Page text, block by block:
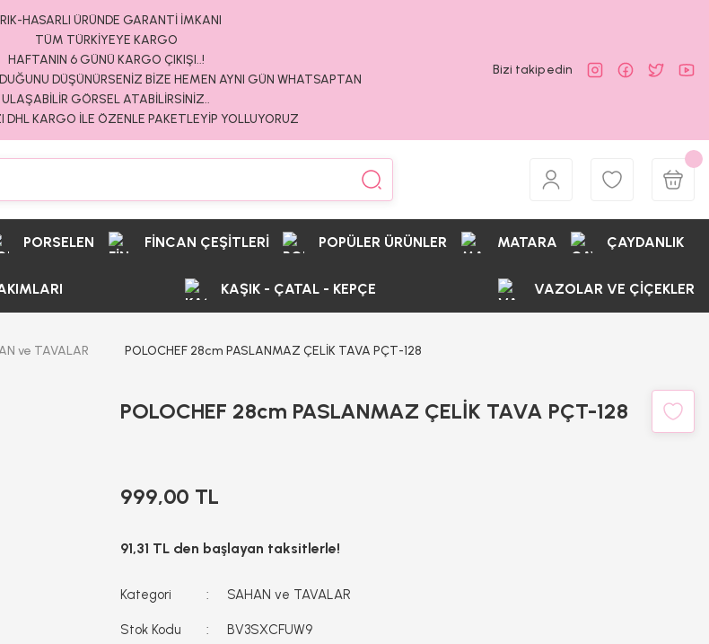
HASARLI ÜRÜNDE GARANTİ İMKANI
TÜM TÜRKİYEYE KARGO
HAFTANIN 6 GÜNÜ KARGO ÇIKIŞI..!
DÜŞÜNÜRSENİZ BİZE HEMEN AYNI GÜN WHATSAPTAN
ULAŞABİLİR GÖRSEL ATABİLİRSİNİZ..
DHL KARGO İLE ÖZENLE PAKETLEYİP YOLLUYORUZ
Bizi takip edin
PORSELEN FİNCAN ÇEŞİTLERİ POPÜLER ÜRÜNLER MATARA ÇAYDANLIK
KAŞIK - ÇATAL - KEPÇE VAZOLAR VE ÇİÇEKLER
ve TAVALAR POLOCHEF 28cm PASLANMAZ ÇELİK TAVA PÇT-128
POLOCHEF 28cm PASLANMAZ ÇELİK TAVA PÇT-128
999,00 TL
91,31 TL den başlayan taksitlerle!
Kategori SAHAN ve TAVALAR
Stok Kodu BV3SXCFUW9